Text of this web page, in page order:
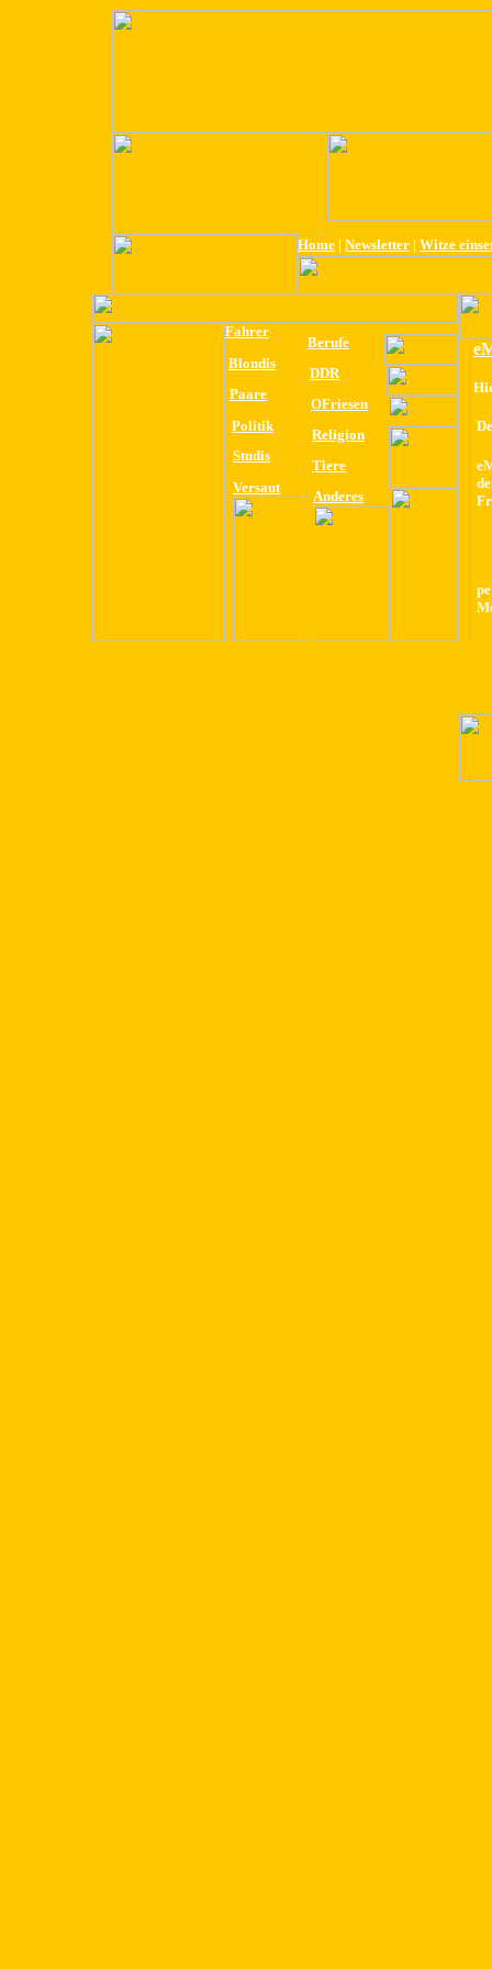
Home | Newsletter | Witze
Fahrer
Berufe
Blondis
DDR
Paare
OFriesen
Politik
Religion
Studis
Tiere
Versaut
Anderes